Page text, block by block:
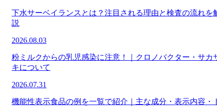
下水サーベイランスとは？注目される理由と検査の流れを
説
2026.08.03
粉ミルクからの乳児感染に注意！｜クロノバクター・サカ
キについて
2026.07.31
機能性表示食品の例を一覧で紹介｜主な成分・表示内容・